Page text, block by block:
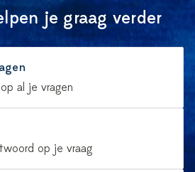
je graag verder
al je vragen
op je vraag